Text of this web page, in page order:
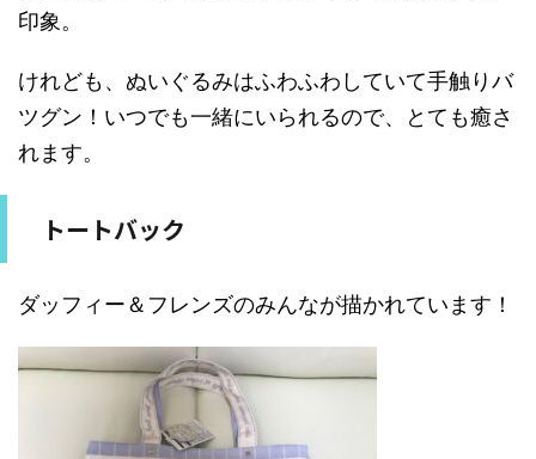
印象。
けれども、ぬいぐるみはふわふわしていて手触りバ
ツグン！いつでも一緒にいられるので、とても癒さ
れます。
トートバック
ダッフィー＆フレンズのみんなが描かれています！